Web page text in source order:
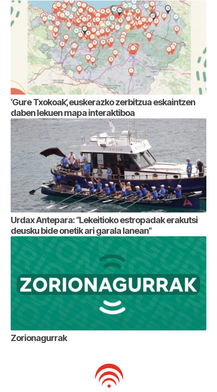
‘Gure Txokoak’, euskerazko zerbitzua eskaintzen
daben lekuen mapa interaktiboa
Urdax Antepara: “Lekeitioko estropadak erakutsi
deusku bide onetik ari garala lanean”
Zorionagurrak